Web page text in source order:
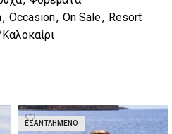
, Occasion, On Sale, Resort
ΕΞΑΝΤΛΗΜΈΝΟ